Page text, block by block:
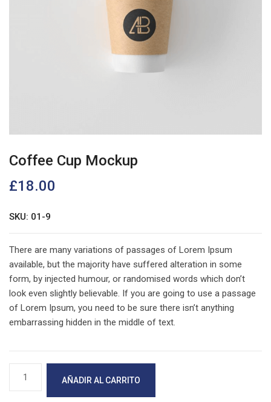
Coffee Cup Mockup
£18.00
SKU: 01-9
There are many variations of passages of Lorem Ipsum
available, but the majority have suffered alteration in some
form, by injected humour, or randomised words which don’t
look even slightly believable. If you are going to use a passage
of Lorem Ipsum, you need to be sure there isn’t anything
embarrassing hidden in the middle of text.
AÑADIR AL CARRITO